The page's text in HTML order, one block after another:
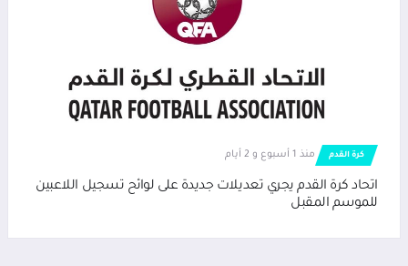
كرة القدم منذ 1 أسبوع و 2 أيام
اتحاد كرة القدم يجري تعديلات جديدة على لوائح تسجيل اللاعبين
للموسم المقبل